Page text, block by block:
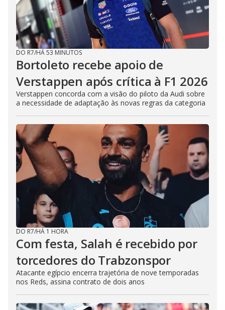
DO R7/HÁ 53 MINUTOS
Bortoleto recebe apoio de
Verstappen após crítica à F1 2026
Verstappen concorda com a visão do piloto da Audi sobre
a necessidade de adaptação às novas regras da categoria
DO R7/HÁ 1 HORA
Com festa, Salah é recebido por
torcedores do Trabzonspor
Atacante egípcio encerra trajetória de nove temporadas
nos Reds, assina contrato de dois anos